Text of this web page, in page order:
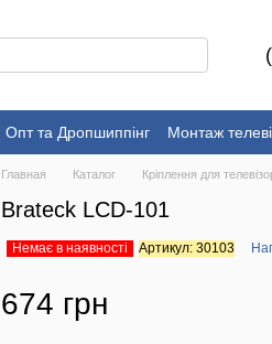
Опт та Дропшиппінг Монтаж
Главная Каталог Кріплення для
Brateck LCD-101
Немає в наявності Артикул: 30103
674 грн